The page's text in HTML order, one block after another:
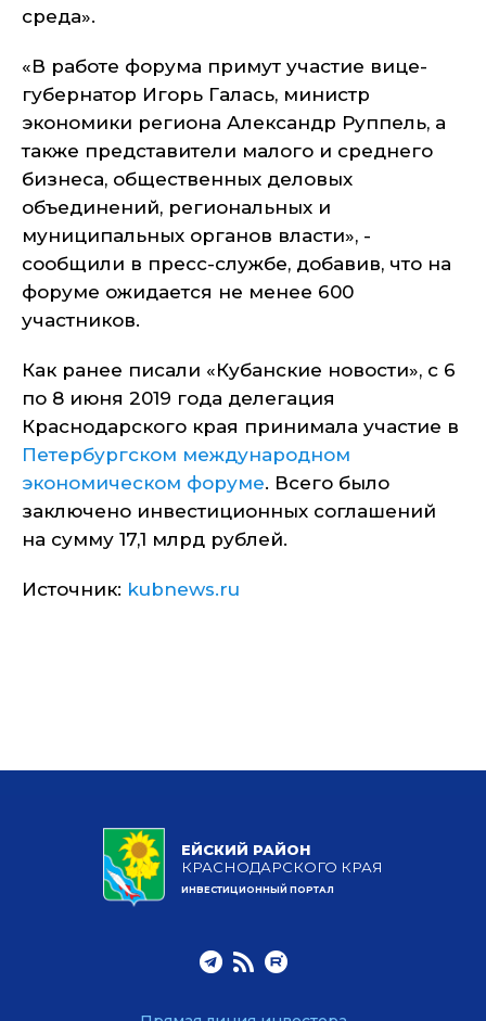
среда».
«В работе форума примут участие вице-
губернатор Игорь Галась, министр
экономики региона Александр Руппель, а
также представители малого и среднего
бизнеса, общественных деловых
объединений, региональных и
муниципальных органов власти», -
сообщили в пресс-службе, добавив, что на
форуме ожидается не менее 600
участников.
Как ранее писали «Кубанские новости», с 6
по 8 июня 2019 года делегация
Краснодарского края принимала участие в
Петербургском международном
экономическом форуме. Всего было
заключено инвестиционных соглашений
на сумму 17,1 млрд рублей.
Источник: kubnews.ru
ЕЙСКИЙ РАЙОН
КРАСНОДАРСКОГО КРАЯ
ИНВЕСТИЦИОННЫЙ ПОРТАЛ